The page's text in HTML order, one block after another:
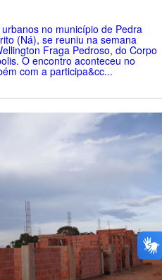
no município de Pedra
(Ná), se reuniu na semana
Fraga Pedroso, do Corpo
O encontro aconteceu no
com a participa&cc...